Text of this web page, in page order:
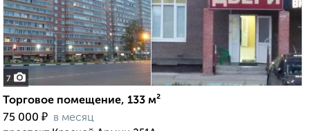
7
Торговое помещение, 133 м²
75 000 ₽ в месяц